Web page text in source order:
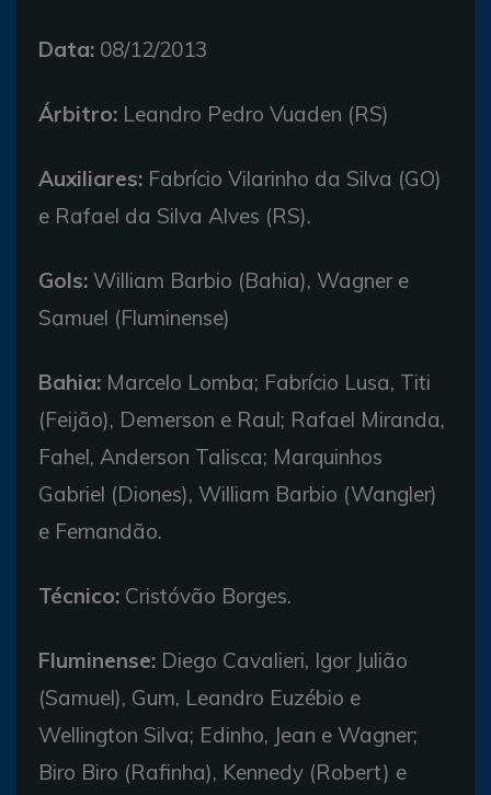
Data: 08/12/2013
Árbitro: Leandro Pedro Vuaden (RS)
Auxiliares: Fabrício Vilarinho da Silva (GO)
e Rafael da Silva Alves (RS).
Gols: William Barbio (Bahia), Wagner e
Samuel (Fluminense)
Bahia: Marcelo Lomba; Fabrício Lusa, Titi
(Feijão), Demerson e Raul; Rafael Miranda,
Fahel, Anderson Talisca; Marquinhos
Gabriel (Diones), William Barbio (Wangler)
e Fernandão.
Técnico: Cristóvão Borges.
Fluminense: Diego Cavalieri, Igor Julião
(Samuel), Gum, Leandro Euzébio e
Wellington Silva; Edinho, Jean e Wagner;
Biro Biro (Rafinha), Kennedy (Robert) e